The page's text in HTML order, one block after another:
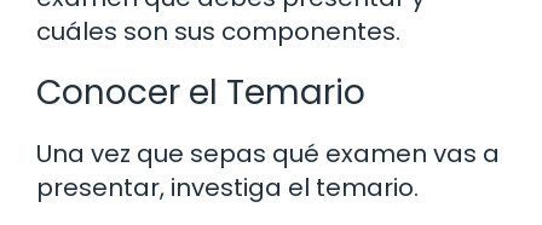
cuáles son sus componentes.
Conocer el Temario
Una vez que sepas qué examen vas a
presentar, investiga el temario.